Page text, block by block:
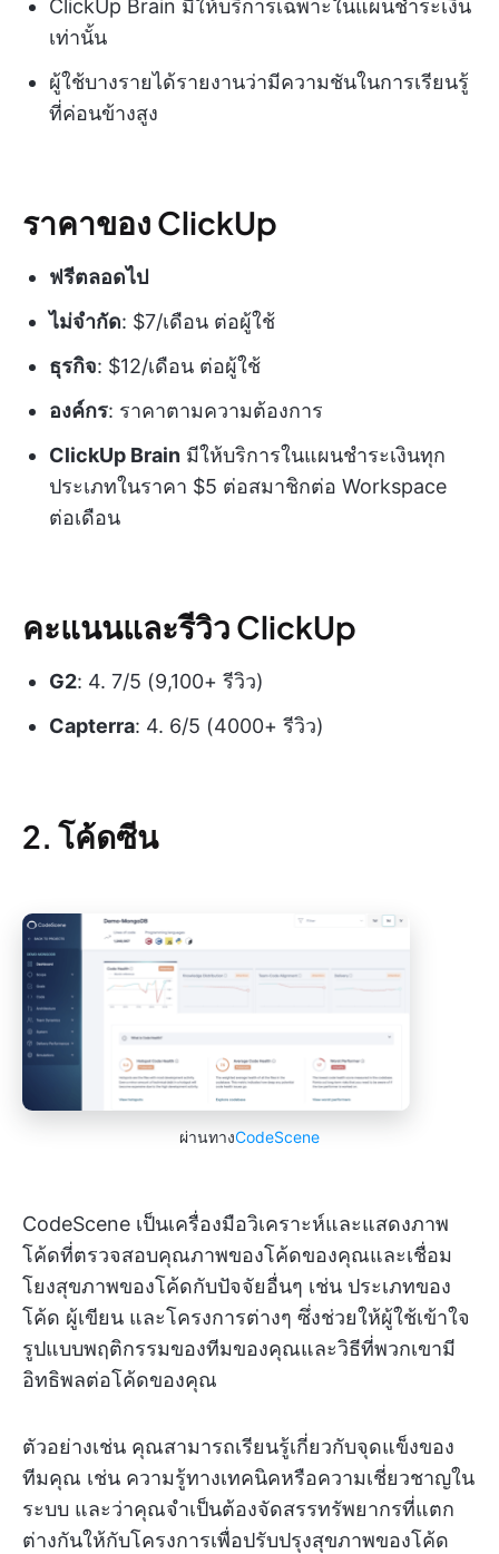
ClickUp Brain มีให้บริการเฉพาะในแผนชำระเงิน
เท่านั้น
ผู้ใช้บางรายได้รายงานว่ามีความชันในการเรียนรู้
ที่ค่อนข้างสูง
ราคาของ ClickUp
ฟรีตลอดไป
ไม่จำกัด: $7/เดือน ต่อผู้ใช้
ธุรกิจ: $12/เดือน ต่อผู้ใช้
องค์กร: ราคาตามความต้องการ
ClickUp Brain มีให้บริการในแผนชำระเงินทุก
ประเภทในราคา $5 ต่อสมาชิกต่อ Workspace
ต่อเดือน
คะแนนและรีวิว ClickUp
G2: 4. 7/5 (9,100+ รีวิว)
Capterra: 4. 6/5 (4000+ รีวิว)
2. โค้ดซีน
ผ่านทางCodeScene
CodeScene เป็นเครื่องมือวิเคราะห์และแสดงภาพ
โค้ดที่ตรวจสอบคุณภาพของโค้ดของคุณและเชื่อม
โยงสุขภาพของโค้ดกับปัจจัยอื่นๆ เช่น ประเภทของ
โค้ด ผู้เขียน และโครงการต่างๆ ซึ่งช่วยให้ผู้ใช้เข้าใจ
รูปแบบพฤติกรรมของทีมของคุณและวิธีที่พวกเขามี
อิทธิพลต่อโค้ดของคุณ
ตัวอย่างเช่น คุณสามารถเรียนรู้เกี่ยวกับจุดแข็งของ
ทีมคุณ เช่น ความรู้ทางเทคนิคหรือความเชี่ยวชาญใน
ระบบ และว่าคุณจำเป็นต้องจัดสรรทรัพยากรที่แตก
ต่างกันให้กับโครงการเพื่อปรับปรุงสุขภาพของโค้ด